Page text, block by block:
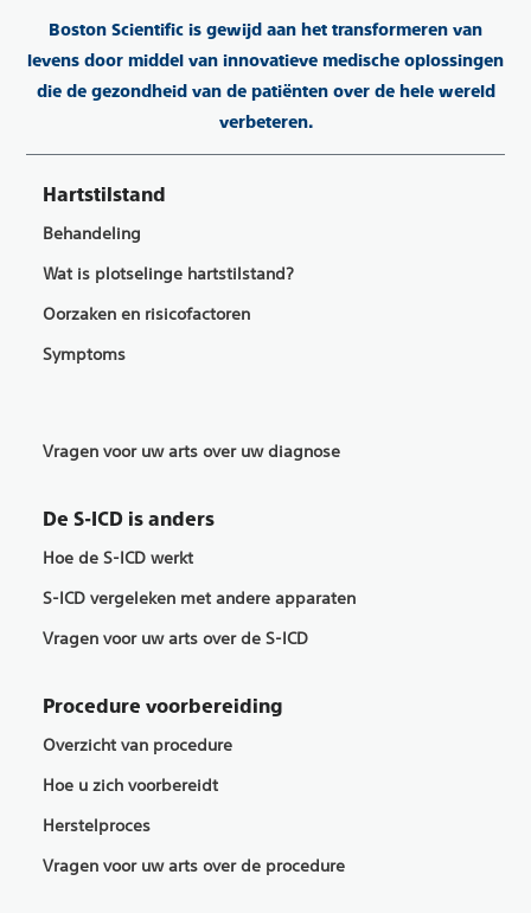
Boston Scientific is gewijd aan het transformeren van
levens door middel van innovatieve medische oplossingen
die de gezondheid van de patiënten over de hele wereld
verbeteren.
Hartstilstand
Behandeling
Wat is plotselinge hartstilstand?
Oorzaken en risicofactoren
Symptoms
Vragen voor uw arts over uw diagnose
De S-ICD is anders
Hoe de S-ICD werkt
S-ICD vergeleken met andere apparaten
Vragen voor uw arts over de S-ICD
Procedure voorbereiding
Overzicht van procedure
Hoe u zich voorbereidt
Herstelproces
Vragen voor uw arts over de procedure